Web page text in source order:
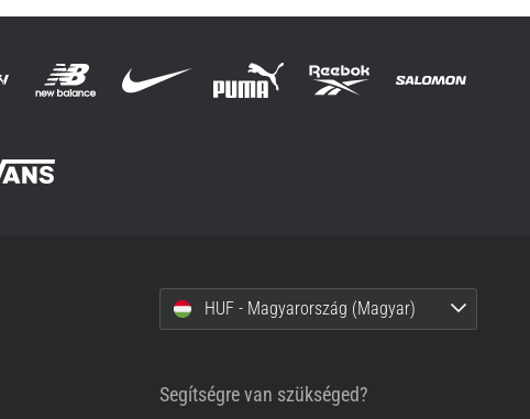
HUF - Magyarország (Magyar)
Segítségre van szükséged?